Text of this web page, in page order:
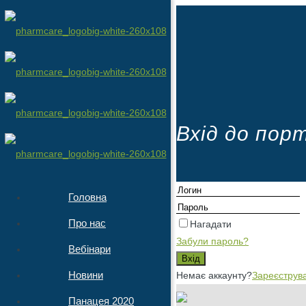
Головна
Про нас
Вебінари
Новини
Панацея 2020
Вхід до
Нагадати
Забули пароль?
Немає аккаунту?